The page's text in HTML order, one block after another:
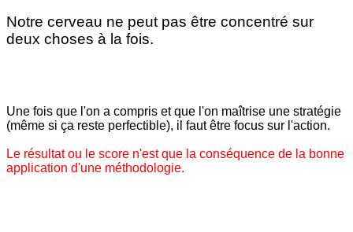
Notre cerveau ne peut pas être concentré sur
deux choses à la fois.
Une fois que l'on a compris et que l'on maîtrise une stratégie
(même si ça reste perfectible), il faut être focus sur l'action.
Le résultat ou le score n'est que la conséquence de la bonne
application d'une méthodologie.